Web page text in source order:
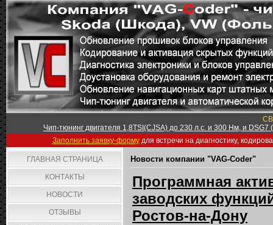
Чип-тюнинг двигателя 1,8TSI(CJSA) до 230 л.с. и 300 Нм, и
Заполнить заявку-формудля встречи на диагностику,
ГЛАВНАЯ СТРАНИЦА
КОНТАКТЫ
НОВОСТИ
ОТЗЫВЫ
Новости компании "VAG-Coder"
Программная
заводских
Ростов-на-Дону